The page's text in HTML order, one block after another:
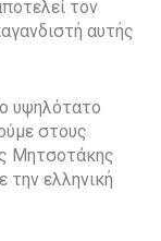
τον
αυτής
υψηλότατο
στους
Μητσοτάκης
την ελληνική